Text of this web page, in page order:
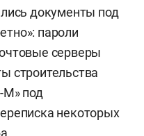
документы под
пароли
серверы
строительства
М» под
некоторых